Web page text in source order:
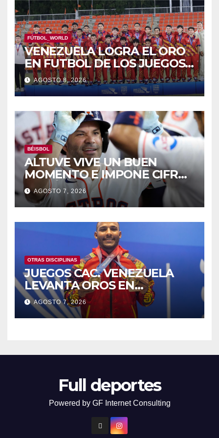
FÚTBOL_WORLD
VENEZUELA LOGRA EL ORO
EN FUTBOL DE LOS JUEGOS
CAC
AGOSTO 8, 2026
BÉISBOL
ALTUVE VIVE UN BUEN
MOMENTO E IMPONE CIFRAS
HISTÓRICAS
AGOSTO 7, 2026
OTRAS DISCIPLINAS
JUEGOS CAC. VENEZUELA
LEVANTA OROS EN
HALTEROFILIA Y TIRO
AGOSTO 7, 2026
Full deportes
Powered by GF Internet Consulting